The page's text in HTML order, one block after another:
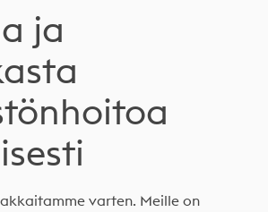
ja
varten. Meille on